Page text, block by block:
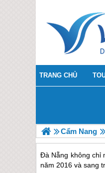
TRANG CHỦ
Cẩm Nang
Đà Nẵng không chỉ
năm 2016 và sang